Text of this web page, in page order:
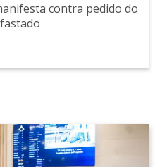
contra pedido do